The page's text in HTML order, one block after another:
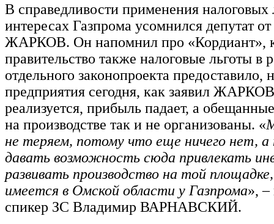
В справедливости применения налоговых
интересах Газпрома усомнился депутат
ЖАРКОВ. Он напомнил про «Кордиант»,
правительство также налоговые льготы в
отдельного законопроекта предоставило,
предприятия сегодня, как заявил
реализуется, прибыль падает, а
на производстве так и не организованы. «
не теряем, потому что еще ничего нет, а
давать возможность сюда привлекать
развивать производство на той
имеется в Омской области у Газпрома», –
спикер ЗС Владимир ВАРНАВСКИЙ.